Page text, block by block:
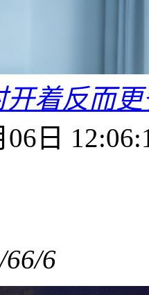
开着反而
06日
66/6